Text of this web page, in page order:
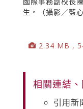
生。（攝影／藍心
2.34 MB ,
相關連結、
引用新